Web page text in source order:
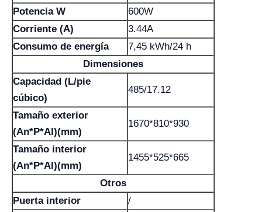
Potencia W
600W
Corriente (A)
3.44A
Consumo de energía
7,45 kWh/24 h
Dimensiones
Capacidad (L/pie
cúbico)
485/17.12
Tamaño exterior
(An*P*Al)(mm)
1670*810*930
Tamaño interior
(An*P*Al)(mm)
1455*525*665
Otros
Puerta interior
/